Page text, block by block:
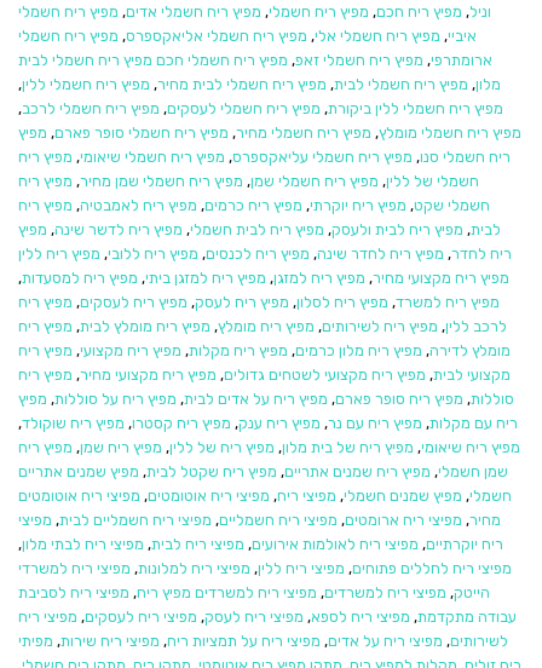
וניל, מפיץ ריח חכם, מפיץ ריח חשמלי, מפיץ ריח חשמלי אדים, מפיץ ריח חשמלי
איביי, מפיץ ריח חשמלי אלי, מפיץ ריח חשמלי אליאקספרס, מפיץ ריח חשמלי
ארומתרפי, מפיץ ריח חשמלי זאפ, מפיץ ריח חשמלי חכם מפיץ ריח חשמלי לבית
מלון, מפיץ ריח חשמלי לבית, מפיץ ריח חשמלי לבית מחיר, מפיץ ריח חשמלי ללין,
מפיץ ריח חשמלי ללין ביקורת, מפיץ ריח חשמלי לעסקים, מפיץ ריח חשמלי לרכב,
מפיץ ריח חשמלי מומלץ, מפיץ ריח חשמלי מחיר, מפיץ ריח חשמלי סופר פארם, מפיץ
ריח חשמלי סנו, מפיץ ריח חשמלי עליאקספרס, מפיץ ריח חשמלי שיאומי, מפיץ ריח
חשמלי של ללין, מפיץ ריח חשמלי שמן, מפיץ ריח חשמלי שמן מחיר, מפיץ ריח
חשמלי שקט, מפיץ ריח יוקרתי, מפיץ ריח כרמים, מפיץ ריח לאמבטיה, מפיץ ריח
לבית, מפיץ ריח לבית ולעסק, מפיץ ריח לבית חשמלי, מפיץ ריח לדשר שינה, מפיץ
ריח לחדר, מפיץ ריח לחדר שינה, מפיץ ריח לכנסים, מפיץ ריח ללובי, מפיץ ריח ללין
מפיץ ריח מקצועי מחיר, מפיץ ריח למזגן, מפיץ ריח למזגן ביתי, מפיץ ריח למסעדות,
מפיץ ריח למשרד, מפיץ ריח לסלון, מפיץ ריח לעסק, מפיץ ריח לעסקים, מפיץ ריח
לרכב ללין, מפיץ ריח לשירותים, מפיץ ריח מומלץ, מפיץ ריח מומלץ לבית, מפיץ ריח
מומלץ לדירה, מפיץ ריח מלון כרמים, מפיץ ריח מקלות, מפיץ ריח מקצועי, מפיץ ריח
מקצועי לבית, מפיץ ריח מקצועי לשטחים גדולים, מפיץ ריח מקצועי מחיר, מפיץ ריח
סוללות, מפיץ ריח סופר פארם, מפיץ ריח על אדים לבית, מפיץ ריח על סוללות, מפיץ
ריח עם מקלות, מפיץ ריח עם נר, מפיץ ריח ענק, מפיץ ריח קסטרו, מפיץ ריח שוקולד,
מפיץ ריח שיאומי, מפיץ ריח של בית מלון, מפיץ ריח של ללין, מפיץ ריח שמן, מפיץ ריח
שמן חשמלי, מפיץ ריח שמנים אתריים, מפיץ ריח שקטל לבית, מפיץ שמנים אתריים
חשמלי, מפיץ שמנים חשמלי, מפיצי ריח, מפיצי ריח אוטומטים, מפיצי ריח אוטומטים
מחיר, מפיצי ריח ארומטים, מפיצי ריח חשמליים, מפיצי ריח חשמליים לבית, מפיצי
ריח יוקרתיים, מפיצי ריח לאולמות אירועים, מפיצי ריח לבית, מפיצי ריח לבתי מלון,
מפיצי ריח לחללים פתוחים, מפיצי ריח ללין, מפיצי ריח למלונות, מפיצי ריח למשרדי
הייטק, מפיצי ריח למשרדים, מפיצי ריח למשרדים מפיץ ריח, מפיצי ריח לסביבת
עבודה מתקדמת, מפיצי ריח לספא, מפיצי ריח לעסק, מפיצי ריח לעסקים, מפיצי ריח
לשירותים, מפיצי ריח על אדים, מפיצי ריח על תמציות ריח, מפיצי ריח שירות, מפיתי